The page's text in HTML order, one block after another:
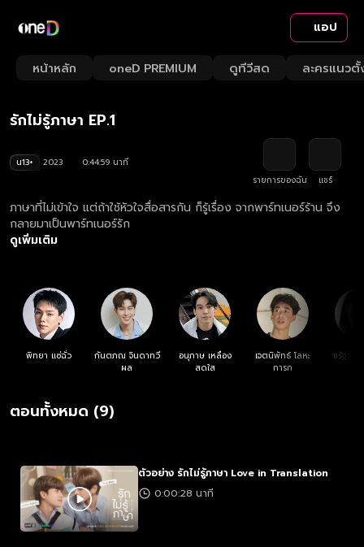
แอป
หน้าหลัก oneD PREMIUM ดูทีวีสด ละครแนวตั้
Loaded:
2.20%
Rate
รักไม่รู้ภาษา EP.1
น13+ 2023
0:44:59 นาที
รายการของฉัน
แชร์
ภาษาที่ไม่เข้าใจ แต่ถ้าใช้หัวใจสื่อสารกัน ก็รู้เรื่อง จากพาร์ทเนอร์ร้าน จึง
กลายมาเป็นพาร์ทเนอร์รัก
ดูเพิ่มเติม
พิทยา แซ่ฉั่ว
กันตภณ จินดาทวี
ผล
อนุภาษ เหลือง
สดใส
เจตนิพัทธ์ โลหะ
การก
ชรัฐฐา
ตอนทั้งหมด (9)
ตัวอย่าง รักไม่รู้ภาษา Love in Translation
0:00:28 นาที